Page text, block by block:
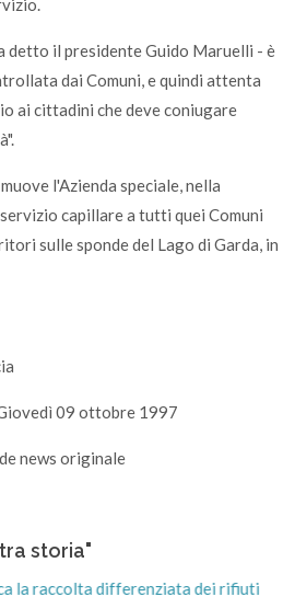
detto il presidente Guido Maruelli - è
dai Comuni, e quindi attenta
ai cittadini che deve coniugare
l'Azienda speciale, nella
capillare a tutti quei Comuni
sulle sponde del Lago di Garda, in
09 ottobre 1997
de news originale
storia"